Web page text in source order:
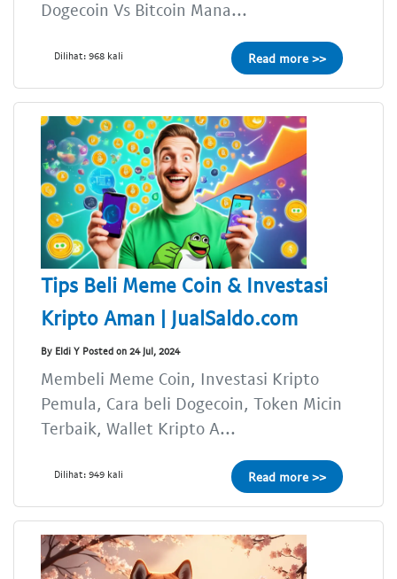
Dogecoin Vs Bitcoin Mana...
Dilihat: 968 kali Read more >>
Tips Beli Meme Coin & Investasi
Kripto Aman | JualSaldo.com
By Eldi Y Posted on 24 Jul, 2024
Membeli Meme Coin, Investasi Kripto
Pemula, Cara beli Dogecoin, Token Micin
Terbaik, Wallet Kripto A...
Dilihat: 949 kali Read more >>